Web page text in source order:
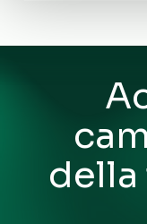
della